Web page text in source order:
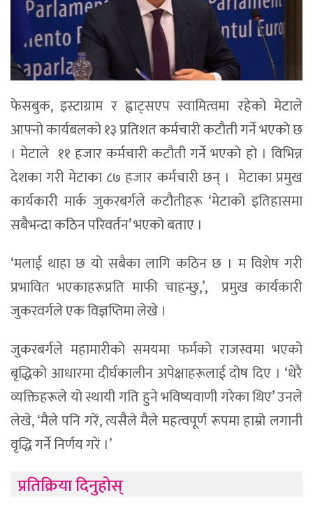
फेसबुक, इस्टाग्राम र ह्वाट्सएप स्वामित्वमा रहेको मेटाले
आफ्नो कार्यबलको १३ प्रतिशत कर्मचारी कटौती गर्ने भएको छ
। मेटाले ११ हजार कर्मचारी कटौती गर्ने भएको हो । विभिन्न
देशका गरी मेटाका ८७ हजार कर्मचारी छन् । मेटाका प्रमुख
कार्यकारी मार्क जुकरबर्गले कटौतीहरू ‘मेटाको इतिहासमा
सबैभन्दा कठिन परिवर्तन’ भएको बताए ।
‘मलाई थाहा छ यो सबैका लागि कठिन छ । म विशेष गरी
प्रभावित भएकाहरूप्रति माफी चाहन्छु,’, प्रमुख कार्यकारी
जुकरवर्गले एक विज्ञप्तिमा लेखे ।
जुकरबर्गले महामारीको समयमा फर्मको राजस्वमा भएको
बृद्धिको आधारमा दीर्घकालीन अपेक्षाहरूलाई दोष दिए । ‘धेरै
व्यक्तिहरूले यो स्थायी गति हुने भविष्यवाणी गरेका थिए’ उनले
लेखे, ‘मैले पनि गरें, त्यसैले मैले महत्वपूर्ण रूपमा हाम्रो लगानी
वृद्धि गर्ने निर्णय गरें ।’
प्रतिक्रिया दिनुहोस्